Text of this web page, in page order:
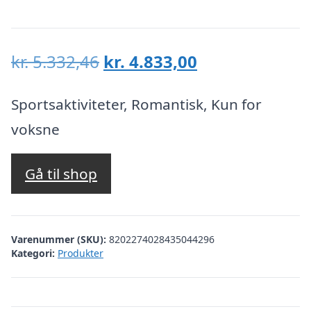
kr.5.332,46 Den
pris
kr. 5.332,46.
kr. 4.833,00
pris
Sportsaktiviteter, Romantisk, Kun for
voksne
Gå til shop
Varenummer (SKU): 8202274028435044296
Kategori: Produkter